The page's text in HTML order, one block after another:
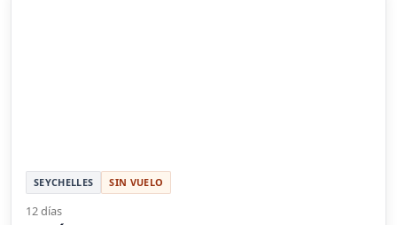
SEYCHELLES SIN VUELO
12 días